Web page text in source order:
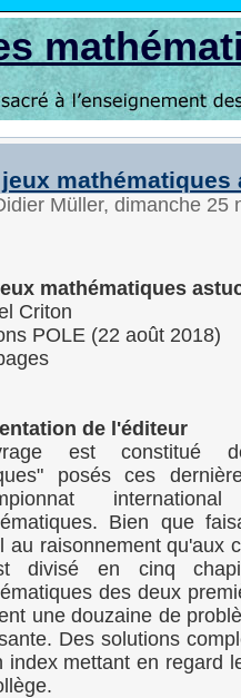
jeux mathématiques
Müller, dimanche
mathématiques
Criton
POLE (22 août 2018)
de l'éditeur
est constitué
posés ces
Bien que
au raisonnement qu'aux
divisé en cinq
des deux
une douzaine de
Des solutions
index mettant en regard